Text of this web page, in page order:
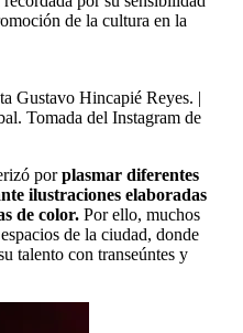
de la cultura en la
Gustavo Hincapié Reyes. |
Tomada del Instagram de
porplasmar diferentes
ilustraciones elaboradas
de color. Por ello, muchos
de la ciudad, donde
talento con transeúntes y